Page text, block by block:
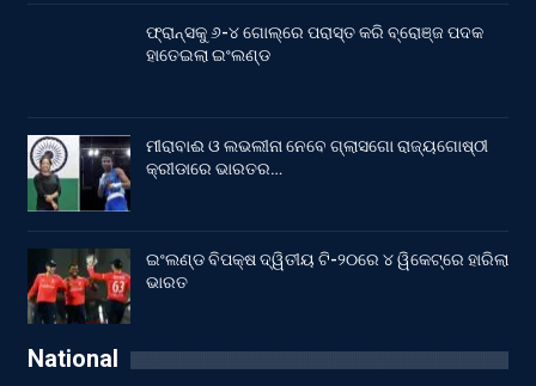
ଫ୍ରାନ୍ସକୁ ୬-୪ ଗୋଲ୍‌ରେ ପରାସ୍ତ କରି ବ୍ରୋଞ୍ଜ ପଦକ
ହାତେଇଲା ଇଂଲଣ୍ଡ
ମୀରାବାଈ ଓ ଲଭଲୀନା ନେବେ ଗ୍ଲାସଗୋ ରାଜ୍ୟଗୋଷ୍ଠୀ
କ୍ରୀଡାରେ ଭାରତର…
ଇଂଲଣ୍ଡ ବିପକ୍ଷ ଦ୍ୱିତୀୟ ଟି-୨୦ରେ ୪ ୱିକେଟ୍‌ରେ ହାରିଲା
ଭାରତ
National